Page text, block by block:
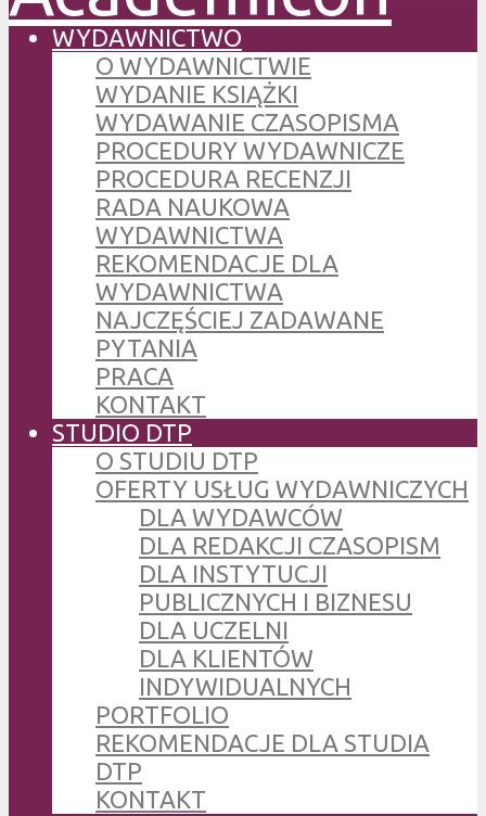
WYDAWNICTWO
O WYDAWNICTWIE
WYDANIE KSIĄŻKI
WYDAWANIE CZASOPISMA
PROCEDURY WYDAWNICZE
PROCEDURA RECENZJI
RADA NAUKOWA
WYDAWNICTWA
REKOMENDACJE DLA
WYDAWNICTWA
NAJCZĘŚCIEJ ZADAWANE
PYTANIA
PRACA
KONTAKT
STUDIO DTP
O STUDIU DTP
OFERTY USŁUG WYDAWNICZYCH
DLA WYDAWCÓW
DLA REDAKCJI CZASOPISM
DLA INSTYTUCJI
PUBLICZNYCH I BIZNESU
DLA UCZELNI
DLA KLIENTÓW
INDYWIDUALNYCH
PORTFOLIO
REKOMENDACJE DLA STUDIA
DTP
KONTAKT